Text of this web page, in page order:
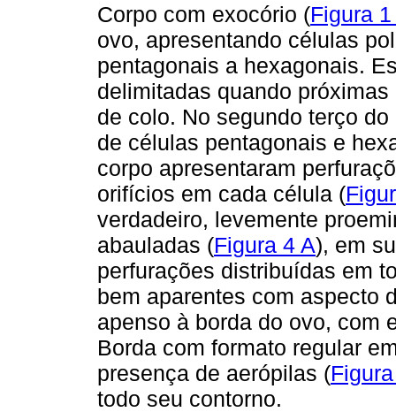
Corpo com exocório (Figura
ovo, apresentando células
pentagonais a hexagonais.
delimitadas quando próximas
de colo. No segundo terço
de células pentagonais e
corpo apresentaram
orifícios em cada célula (
verdadeiro, levemente
abauladas (Figura 4 A), em
perfurações distribuídas em
bem aparentes com aspecto
apenso à borda do ovo, com
Borda com formato regular
presença de aerópilas (
todo seu contorno.